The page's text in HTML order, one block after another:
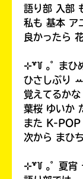
語り部 入部
私も 基本 ア
良かったら
⊹꒷꒦ ｡ﾟ ま
ひさしぶり
覚えてるかな
葉桜 ゆいか
また K-POP
次から まひ
⊹꒷꒦ ｡ﾟ 夏